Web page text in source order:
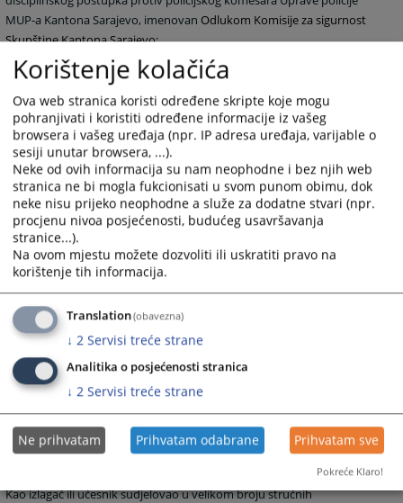
MUP-a Kantona Sarajevo, imenovanOdlukom Komisije za sigurnost
Skupštine Kantona Sarajevo;
Član Radne grupe Federalnog ministarstva pravde za izradu Zakona
o sudskoj policiji Federacije BiH;
Član Radne grupe Federalnog ministarstva pravde za izradu
Pravilnika o načinu provođenja kućnog pritvora sa elektronskim
nadzorom u Federaciji Bosne i Hercegovine;
Akreditovani trener Vijeća Europe iz oblasti postupanja sa osobama
lišenim slobode;
Spoljni saradnik i edukator na radionicama OSCE-a Misije u BiH na
projektu Jačanje kapaciteta za efikasno procesuiranje predmeta ratnih
zločina u Bosni i Hercegovini – tema zaštita i podrška svjedocima pred
pravosudnim institucijama u entitetima;
Član Upravnog odbora projekta Vijeća Europe pod nazivom „Jačanje
kapaciteta tretmana lica lišenih slobode zasnovanog na ljudskim
pravima, avropskim standardima i najboljoj praksi u Bosni i
Hercegovini;
VII UČEŠĆE NA SEMINARIMA, KONFERENCIJAMA I DRUGIM
Kao izlagač ili učesnik sudjelovao u velikom broju stručnih
Korištenje kolačića
Ova web stranica koristi određene skripte koje mogu
pohranjivati i koristiti određene informacije iz vašeg
browsera i vašeg uređaja (npr. IP adresa uređaja, varijable o
sesiji unutar browsera, ...).
Neke od ovih informacija su nam neophodne i bez njih web
stranica ne bi mogla fukcionisati u svom punom obimu, dok
neke nisu prijeko neophodne a služe za dodatne stvari (npr.
procjenu nivoa posjećenosti, budućeg usavršavanja
stranice...).
Na ovom mjestu možete dozvoliti ili uskratiti pravo na
korištenje tih informacija.
Translation(obavezna)
↓ 2 Servisi treće strane
Analitika o posjećenosti stranica
↓ 2 Servisi treće strane
Ne prihvatam Prihvatam odabrane Prihvatam sve
Pokreće Klaro!